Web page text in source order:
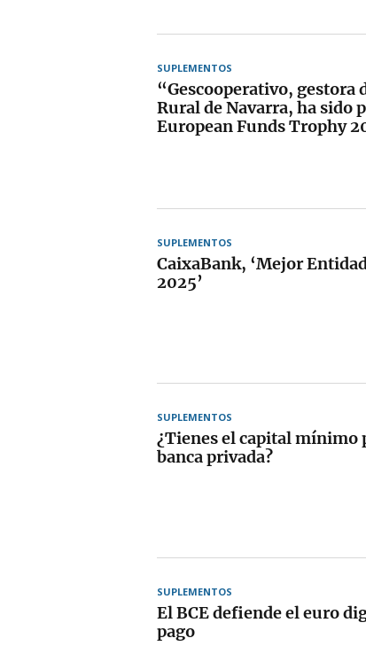
SUPLEMENTOS
“Gescooperativo, gestora
Rural de Navarra, ha sido
European Funds Trophy
SUPLEMENTOS
CaixaBank, ‘Mejor
2025’
SUPLEMENTOS
¿Tienes el capital mínimo
banca privada?
SUPLEMENTOS
El BCE defiende el euro
pago